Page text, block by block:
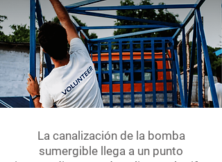
La canalización de la bomba
sumergible llega a un punto